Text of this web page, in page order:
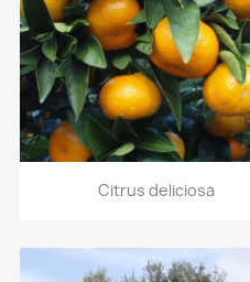
Aperçu rapide
Citrus deliciosa